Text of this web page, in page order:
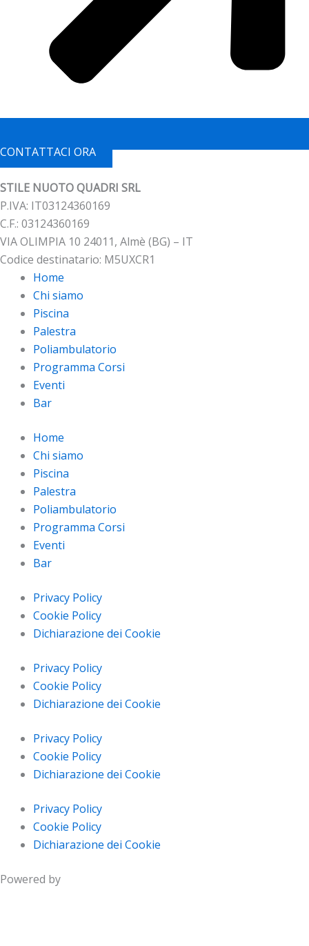
CONTATTACI ORA
STILE NUOTO QUADRI SRL
P.IVA: IT03124360169
C.F.: 03124360169
VIA OLIMPIA 10 24011, Almè (BG) – IT
Codice destinatario: M5UXCR1
Home
Chi siamo
Piscina
Palestra
Poliambulatorio
Programma Corsi
Eventi
Bar
Home
Chi siamo
Piscina
Palestra
Poliambulatorio
Programma Corsi
Eventi
Bar
Privacy Policy
Cookie Policy
Dichiarazione dei Cookie
Privacy Policy
Cookie Policy
Dichiarazione dei Cookie
Privacy Policy
Cookie Policy
Dichiarazione dei Cookie
Privacy Policy
Cookie Policy
Dichiarazione dei Cookie
Powered by